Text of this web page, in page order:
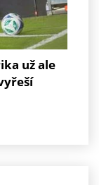
už ale